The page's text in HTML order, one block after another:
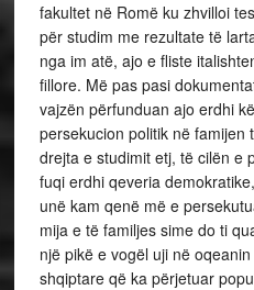
fakultet në Romë ku zhvilloi
për studim me rezultate të
nga im atë, ajo e fliste
fillore. Më pas pasi
vajzën përfunduan ajo erdhi
persekucion politik në
drejta e studimit etj, të cilën e
fuqi erdhi qeveria
unë kam qenë më e
mija e të familjes sime do ti
një pikë e vogël uji në
shqiptare që ka përjetuar